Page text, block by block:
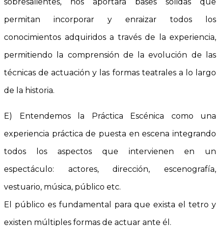
sobresalientes, nos aportará bases sólidas que
permitan incorporar y enraizar todos los
conocimientos adquiridos a través de la experiencia,
permitiendo la comprensión de la evolución de las
técnicas de actuación y las formas teatrales a lo largo
de la historia.
E) Entendemos la Práctica Escénica como una
experiencia práctica de puesta en escena integrando
todos los aspectos que intervienen en un
espectáculo: actores, dirección, escenografía,
vestuario, música, público etc.
El público es fundamental para que exista el tetro y
existen múltiples formas de actuar ante él.